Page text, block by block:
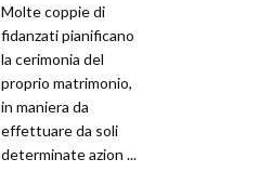
Molte coppie di
fidanzati pianificano
la cerimonia del
proprio matrimonio,
in maniera da
effettuare da soli
determinate azion ...